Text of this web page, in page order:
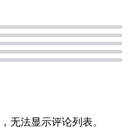
无法显示评论列表。